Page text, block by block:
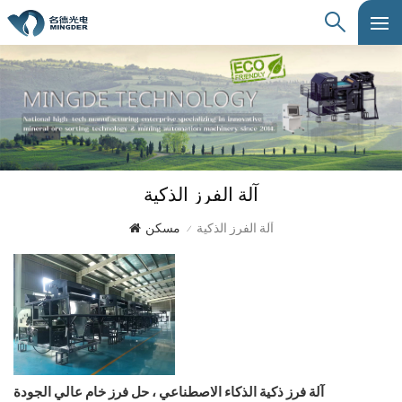
آلة الفرز الذكية
مسكن / آلة الفرز الذكية
آلة فرز ذكية الذكاء الاصطناعي ، حل فرز خام عالي الجودة